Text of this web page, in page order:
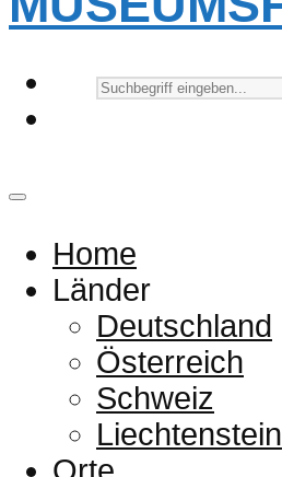
Home
Länder
Deutschland
Österreich
Schweiz
Liechtenstein